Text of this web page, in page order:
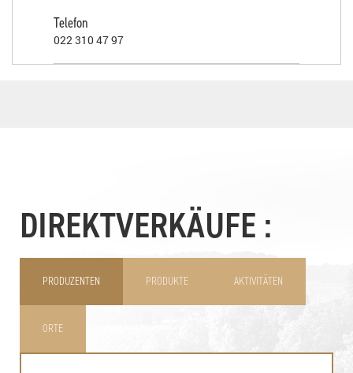
Telefon
022 310 47 97
DIREKTVERKÄUFE :
PRODUZENTEN PRODUKTE AKTIVITÄTEN
ORTE